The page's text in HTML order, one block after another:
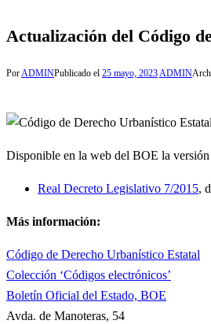
Actualización del Código
PorADMINPublicado el 25 mayo, 2023ADMIN
Disponible en la web del BOE la
Real Decreto Legislativo 7/2015,
Más información:
Código de Derecho Urbanístico Estatal
Colección ‘Códigos electrónicos’
Boletín Oficial del Estado, BOE
Avda. de Manoteras, 54